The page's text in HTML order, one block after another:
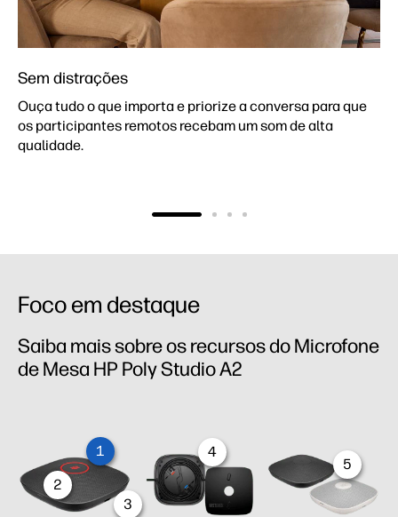
Sem distrações
Ouça tudo o que importa e priorize a conversa para que
os participantes remotos recebam um som de alta
qualidade.
Foco em destaque
Saiba mais sobre os recursos do Microfone
de Mesa HP Poly Studio A2
1
2
3
4
5